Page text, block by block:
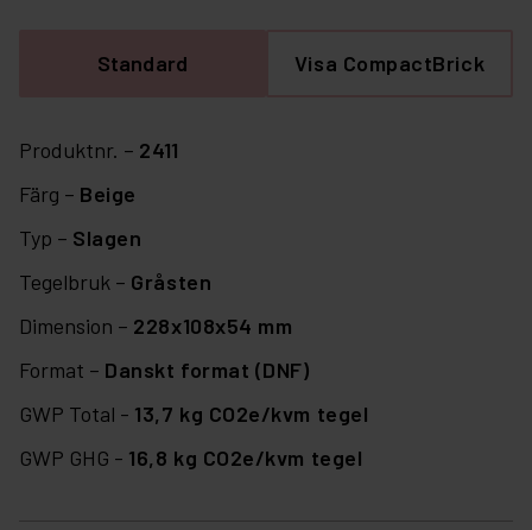
Standard Visa CompactBrick
Produktnr. – 2411
Färg – Beige
Typ – Slagen
Tegelbruk – Gråsten
Dimension – 228x108x54 mm
Format – Danskt format (DNF)
GWP Total - 13,7 kg CO2e/kvm tegel
GWP GHG - 16,8 kg CO2e/kvm tegel